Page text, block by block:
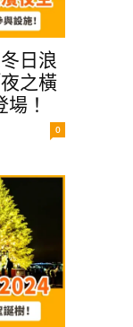
日浪
之橫
！
0